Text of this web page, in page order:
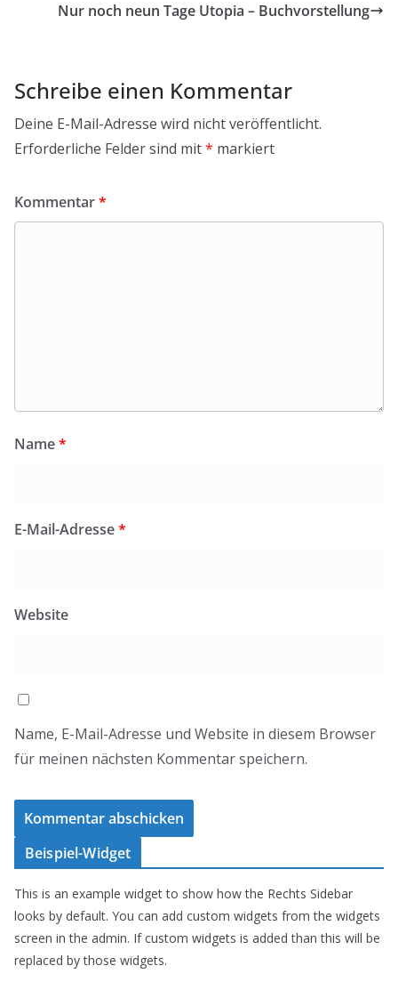
Nur noch neun Tage Utopia – Buchvorstellung
Schreibe einen Kommentar
Deine E-Mail-Adresse wird nicht veröffentlicht.
Erforderliche Felder sind mit* markiert
Kommentar*
Name*
E-Mail-Adresse*
Website
Name, E-Mail-Adresse und Website in diesem Browser
für meinen nächsten Kommentar speichern.
Beispiel-Widget
This is an example widget to show how the Rechts Sidebar
looks by default. You can add custom widgets from the widgets
screen in the admin. If custom widgets is added than this will be
replaced by those widgets.